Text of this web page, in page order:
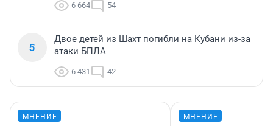
6 664 54
5
Двое детей из Шахт погибли на Кубани из-за
атаки БПЛА
6 431 42
МНЕНИЕ МНЕНИЕ